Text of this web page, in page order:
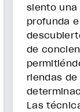
siento
profunda
de
riendas
Las